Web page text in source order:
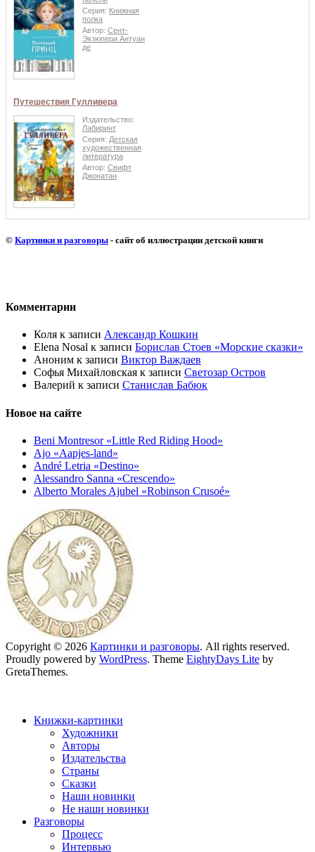
Серия: Книжная
полка
Автор: Сент-
Экзюпери Антуан
де
Путешествия Гулливера
Издательство:
Лабиринт
Серия: Детская
художественная
литература
Автор: Свифт
Джонатан
© Картинки и разговоры - сайт об иллюстрации детской книги
Комментарии
Коля к записи Александр Кошкин
Elena Nosal к записи Борислав Стоев «Морские сказки»
Аноним к записи Виктор Важдаев
Софья Михайловская к записи Светозар Остров
Валерий к записи Станислав Бабюк
Новое на сайте
Beni Montresor «Little Red Riding Hood»
Ajo «Aapjes-land»
André Letria «Destino»
Alessandro Sanna «Crescendo»
Alberto Morales Ajubel «Robinson Crusoé»
Copyright © 2026 Картинки и разговоры. All rights reserved.
Proudly powered by WordPress. Theme EightyDays Lite by
GretaThemes.
Книжки-картинки
Художники
Авторы
Издательства
Страны
Сказки
Наши новинки
Не наши новинки
Разговоры
Процесс
Интервью